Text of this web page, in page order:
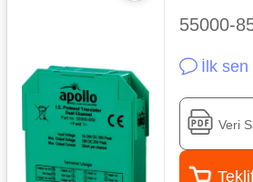
55000-
İlk sen
Veri